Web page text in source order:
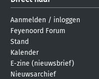
Aanmelden / inloggen
Feyenoord Forum
Stand
Kalender
E-zine (nieuwsbrief)
Nieuwsarchief